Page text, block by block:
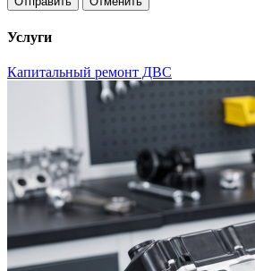
Услуги
Капитальный ремонт ДВС